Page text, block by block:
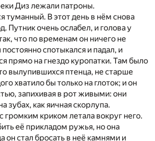
Диз лежали патроны.
туманный. В этот день в нём снова
Путник очень ослабел, и голова у
что по временам он ничего не
спотыкался и падал, и
прямо на гнездо куропатки. Там было
вылупившихся птенца, не старше
хватило бы только на глоток; и он
запихивая в рот живыми: они
зубах, как яичная скорлупа.
громким криком летала вокруг него.
её прикладом ружья, но она
он стал бросать в неё камнями и